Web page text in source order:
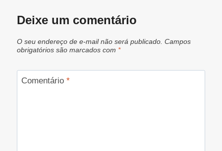
Deixe um comentário
O seu endereço de e-mail não será publicado. Campos
obrigatórios são marcados com *
Comentário *